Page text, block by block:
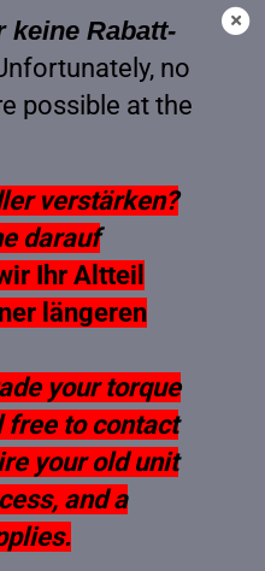
keine Rabatt-
no
possible at the
verstärken?
darauf
Ihr Altteil
längeren
your torque
free to contact
your old unit
and a